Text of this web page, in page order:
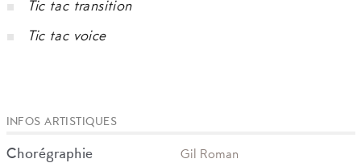
Tic tac transition
Tic tac voice
INFOS ARTISTIQUES
Chorégraphie Gil Roman